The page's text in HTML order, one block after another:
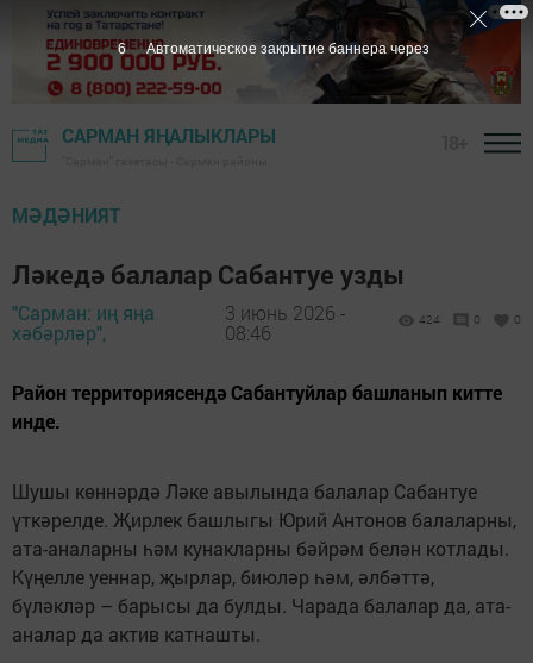
САРМАН ЯҢАЛЫКЛАРЫ
МӘДӘНИЯТ
Ләкедә балалар Сабантуе узды
"Сарман: иң яңа
хәбәрләр",
3 июнь 2026 -
08:46
424 0 0
Район территориясендә Сабантуйлар башланып китте
инде.
Шушы көннәрдә Ләке авылында балалар Сабантуе
үткәрелде. Җирлек башлыгы Юрий Антонов балаларны,
ата-аналарны һәм кунакларны бәйрәм белән котлады.
Күңелле уеннар, җырлар, биюләр һәм, әлбәттә,
бүләкләр – барысы да булды. Чарада балалар да, ата-
аналар да актив катнашты.
4 Автоматическое закрытие баннера через